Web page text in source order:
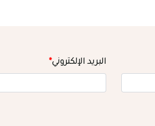
البريد الإلكتروني*